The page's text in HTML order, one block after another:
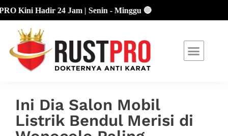
Kini Hadir 24 Jam | Senin - Minggu 🔴
Ini Dia Salon Mobil
Listrik Bendul Merisi di